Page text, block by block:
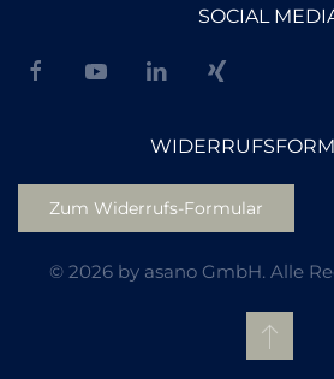
SOCIAL
Zum Widerrufs-Formular
© 2026 by asano GmbH. Alle